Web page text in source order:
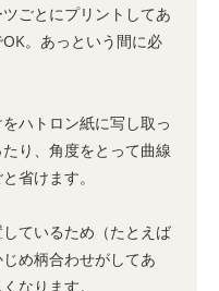
ごとにプリントしてあ
。あっという間に必
ハトロン紙に写し取っ
り、角度をとって曲線
省けます。
ているため（たとえば
め柄合わせがしてあ
なります。